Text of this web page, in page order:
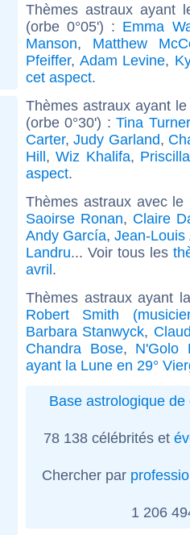
Thèmes astraux ayant
(orbe 0°05') : Emma
Manson, Matthew
Pfeiffer, Adam Levine,
cet aspect.
Thèmes astraux ayant
(orbe 0°30') :Tina Turner
Carter,Judy Garland,
Hill,Wiz Khalifa,
aspect.
Thèmes astraux avec
Saoirse Ronan, Claire
Andy García,Jean-Louis
Landru... Voir tous les
avril.
Thèmes astraux ayant
Robert Smith
Barbara Stanwyck,
Chandra Bose, N'Golo
ayant la Lune en 29°
Base astrologique de
78 138 célébrités et
Chercher par
1 206